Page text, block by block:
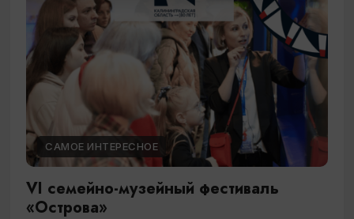
САМОЕ ИНТЕРЕСНОЕ
VI семейно-музейный фестиваль
«Острова»